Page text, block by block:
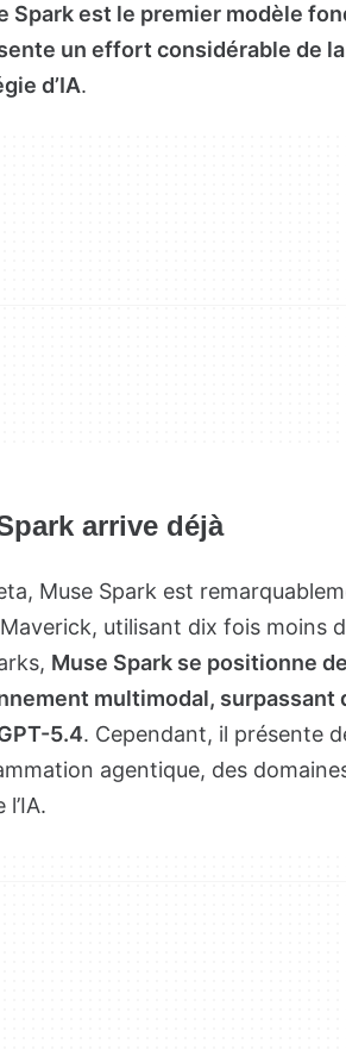
Spark est le premier modèle
un effort considérable de
d’IA.
arrive déjà
Muse Spark est
utilisant dix fois moins
Muse Spark se positionne
multimodal, surpassant
5.4. Cependant, il présente
agentique, des